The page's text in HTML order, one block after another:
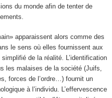
du monde afin de tenter de
apparaissent alors comme des
le sens où elles fournissent aux
de la réalité. L’identification
les malaises de la société (Juifs,
forces de l’ordre…) fournit un
à l’individu. L’effervescence